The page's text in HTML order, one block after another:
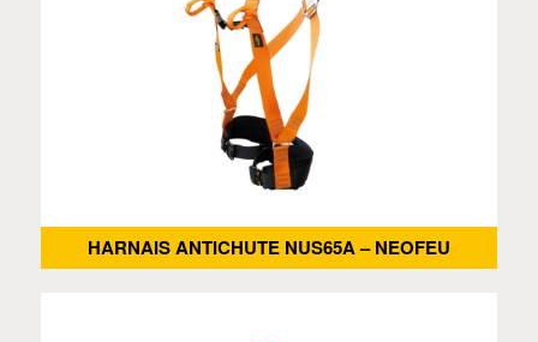
HARNAIS ANTICHUTE NUS65A – NEOFEU